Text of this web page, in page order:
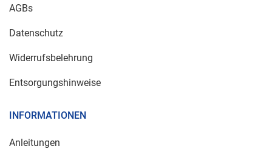
AGBs
Datenschutz
Widerrufsbelehrung
Entsorgungshinweise
INFORMATIONEN
Anleitungen